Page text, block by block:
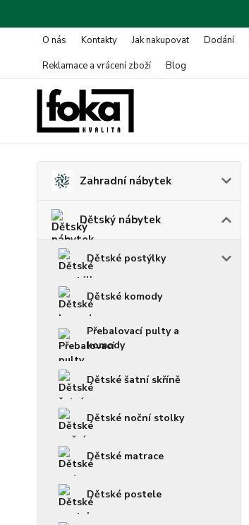
O nás Kontakty Jak nakupovat Dodání
Reklamace a vrácení zboží
Blog
Zahradní nábytek
Dětský nábytek
Dětské postýlky
Dětské komody
Přebalovací pulty a
komody
Dětské šatní skříně
Dětské noční stolky
Dětské matrace
Dětské postele